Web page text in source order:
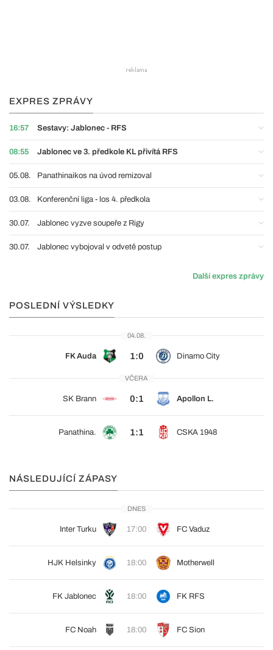
EXPRES ZPRÁVY
16:57 Sestavy: Jablonec - RFS
08:55 Jablonec ve 3. předkole KL přivítá RFS
05.08. Panathinaikos na úvod remizoval
03.08. Konferenční liga - los 4. předkola
30.07. Jablonec vyzve soupeře z Rigy
30.07. Jablonec vybojoval v odvetě postup
Další expres zprávy
POSLEDNÍ VÝSLEDKY
04.08.
FK Auda 1:0 Dinamo City
VČERA
SK Brann 0:1 Apollon L.
Panathina. 1:1 CSKA 1948
NÁSLEDUJÍCÍ ZÁPASY
DNES
Inter Turku 17:00 FC Vaduz
HJK Helsinky 18:00 Motherwell
FK Jablonec 18:00 FK RFS
FC Noah 18:00 FC Sion